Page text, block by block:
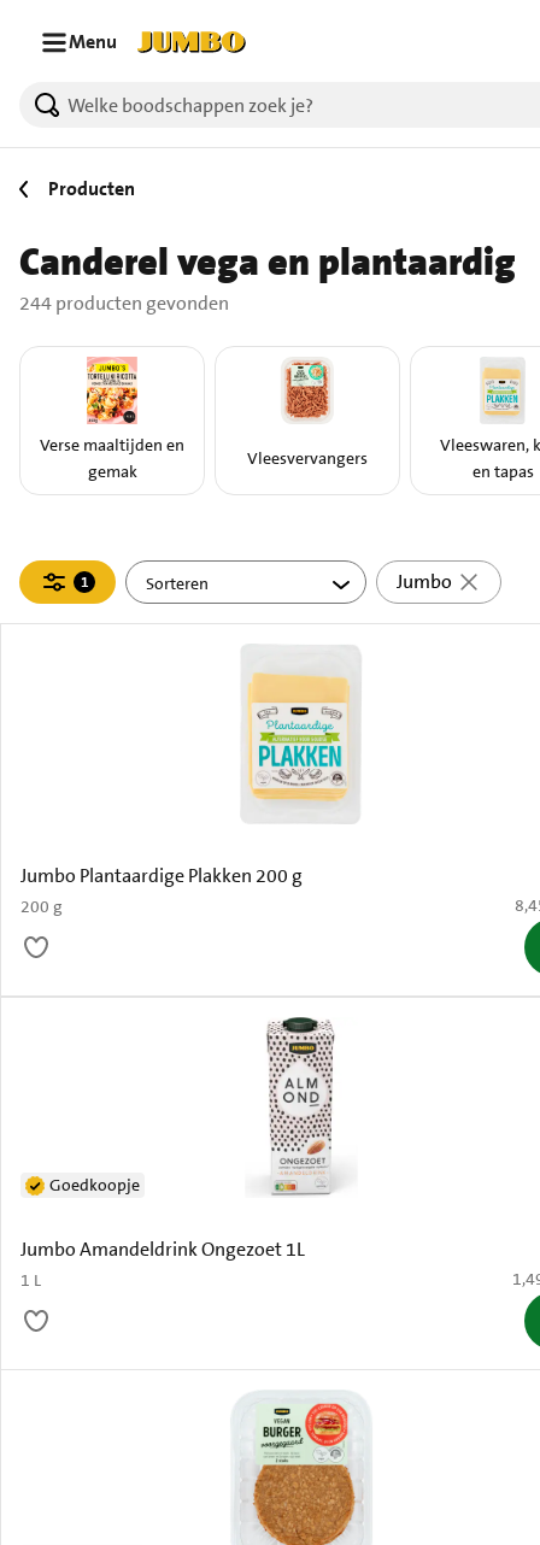
Menu
244 producten gevonden.
Producten
Canderel vega en plantaardig
244 producten gevonden
Verse maaltijden en
gemak
Vleesvervangers
Vleeswaren,
en tapas
Filteren
1
actief
Jumbo
Jumbo Plantaardige Plakken 200 g
200 g €
Jumbo Amandeldrink Ongezoet 1L
1 L
Goedkoopje
€